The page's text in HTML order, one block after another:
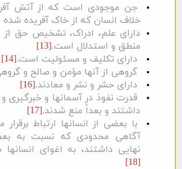
جن موجودی است که از آتش
خلاف انسان که از خاک آفریده
دارای علم، ادراک، تشخیص حق
منطق و استدلال است.[13]
دارای تکلیف و مسئولیت است.[14]
گروهی از آنها مؤمن و صالح و
دارای حشر و نشر و معادند.[16]
قدرت نفوذ در آسمان‏ها و خبرگیری
داشتند و بعداً منع شدند.[17]
با بعضی از انسان‏ها ارتباط برقرار
آگاهی محدودی که نسبت به
نهایی داشتند، به اغوای انسان‏ها
[18]